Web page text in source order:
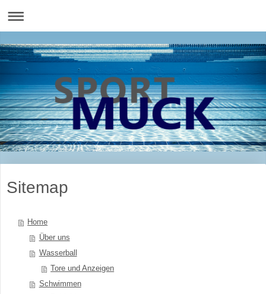
Sitemap
Home
Über uns
Wasserball
Tore und Anzeigen
Schwimmen